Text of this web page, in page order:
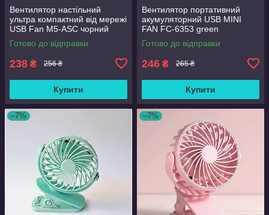
Вентилятор настільний
ультра компактний від мережі
USB Fan M5-ASC чорний
Готово до відправки
238 ₴ 256 ₴
Купити
Вентилятор портативний
акумуляторний USB MINI
FAN FC-6353 green
Готово до відправки
246 ₴ 265 ₴
Купити
–7% –7%